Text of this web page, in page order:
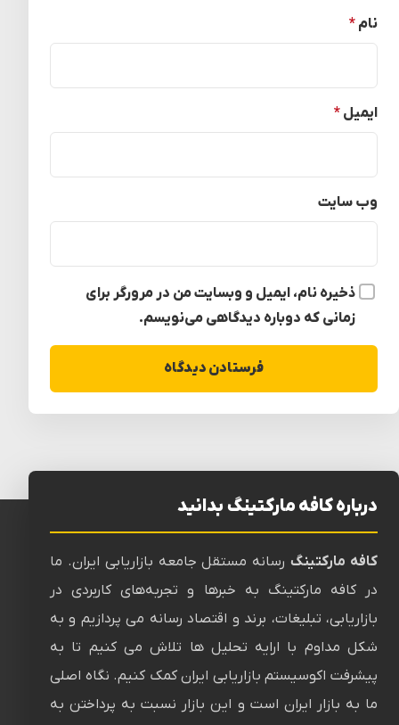
نام *
ایمیل *
وب‌ سایت
ذخیره نام، ایمیل و وبسایت من در مرورگر برای
زمانی که دوباره دیدگاهی می‌نویسم.
درباره کافه مارکتینگ بدانید
کافه مارکتینگرسانه‌ مستقل جامعه بازاریابی ایران. ما
در کافه مارکتینگ به خبرها و تجربه‌های کاربردی در
بازاریابی، تبلیغات، برند و اقتصاد رسانه می پردازیم و به
شکل مداوم با ارایه تحلیل ها تلاش می کنیم تا به
پیشرفت اکوسیستم بازاریابی ایران کمک کنیم. نگاه اصلی
ما به بازار ایران است و این بازار نسبت به پرداختن به